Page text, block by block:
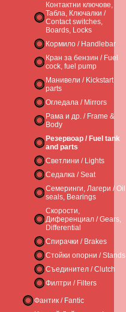
Контактни ключове,
Табла, Ключалки /
Contact switches,
Boards, Locks
Кормило / Handlebar
Кран за бензин / Fuel
cock, fuel pump
Манивели / Kickstart
parts
Огледала / Mirrors
Рама и др. / Frame &
Body
Резервоар / Fuel tank
and parts
Светлини / Lights
Седалка / Seat
Семеринги, Лагери / Oil
seals, Bearings
Скорости,
Диференциал / Gears,
Differential
Спирачки / Brakes
Стойки опорни / Stands
Съединител / Clutch
Филтри / Filters
Фантик / Fantic